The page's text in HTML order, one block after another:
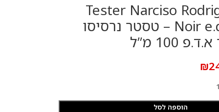
Tester Narciso
Noir e.d.p 100 ml – טסטר נרסיסו
מ”ל
₪
הוספה לסל